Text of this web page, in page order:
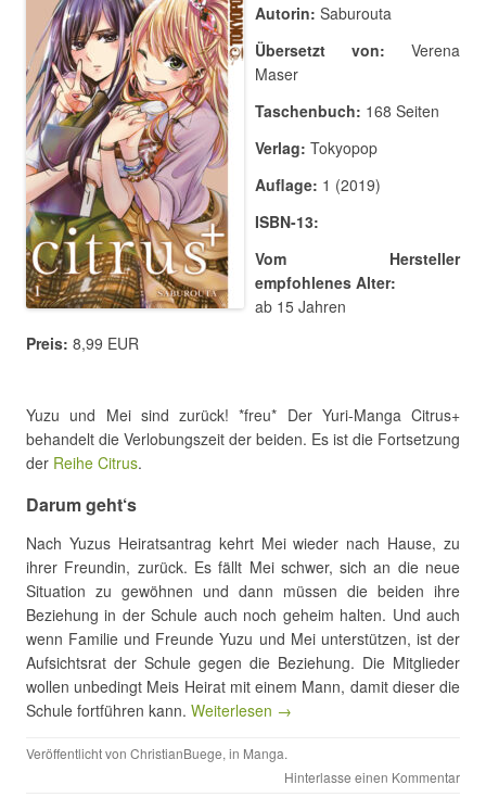
Autorin: Saburouta
Übersetzt von: Verena
Maser
Taschenbuch: 168 Seiten
Verlag: Tokyopop
Auflage: 1 (2019)
ISBN-13:
Vom Hersteller
empfohlenes Alter:
ab 15 Jahren
Preis: 8,99 EUR
Yuzu und Mei sind zurück! *freu* Der Yuri-Manga Citrus+
behandelt die Verlobungszeit der beiden. Es ist die Fortsetzung
der Reihe Citrus.
Darum geht‘s
Nach Yuzus Heiratsantrag kehrt Mei wieder nach Hause, zu
ihrer Freundin, zurück. Es fällt Mei schwer, sich an die neue
Situation zu gewöhnen und dann müssen die beiden ihre
Beziehung in der Schule auch noch geheim halten. Und auch
wenn Familie und Freunde Yuzu und Mei unterstützen, ist der
Aufsichtsrat der Schule gegen die Beziehung. Die Mitglieder
wollen unbedingt Meis Heirat mit einem Mann, damit dieser die
Schule fortführen kann. Weiterlesen →
Veröffentlicht von ChristianBuege, in Manga.
Hinterlasse einen Kommentar